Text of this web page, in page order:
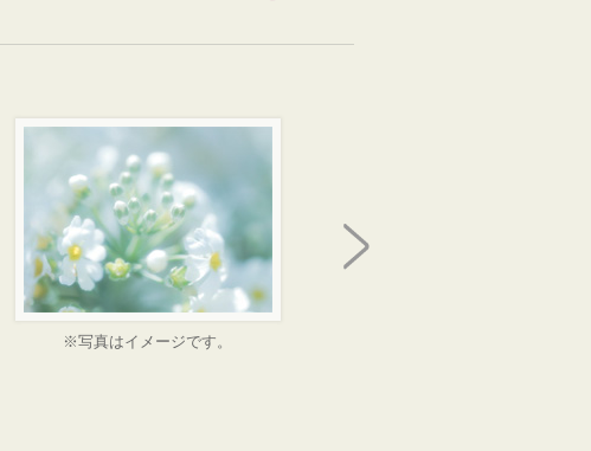
※写真はイメージです。